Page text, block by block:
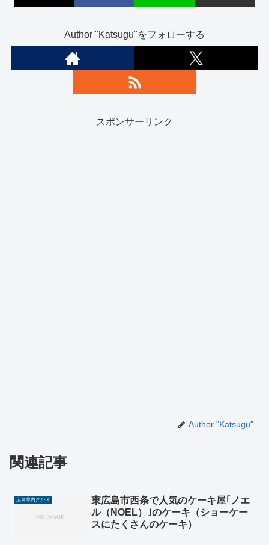
Author "Katsugu"をフォローする
スポンサーリンク
Author "Katsugu"
関連記事
広島県内グルメ
東広島市西条で人気のケーキ屋｢ノエ
ル（NOEL）｣のケーキ（ショーケー
スにたくさんのケーキ）